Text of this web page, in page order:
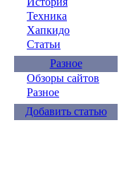
Техника
Хапкидо
Статьи
Разное
Обзоры сайтов
Разное
Добавить статью